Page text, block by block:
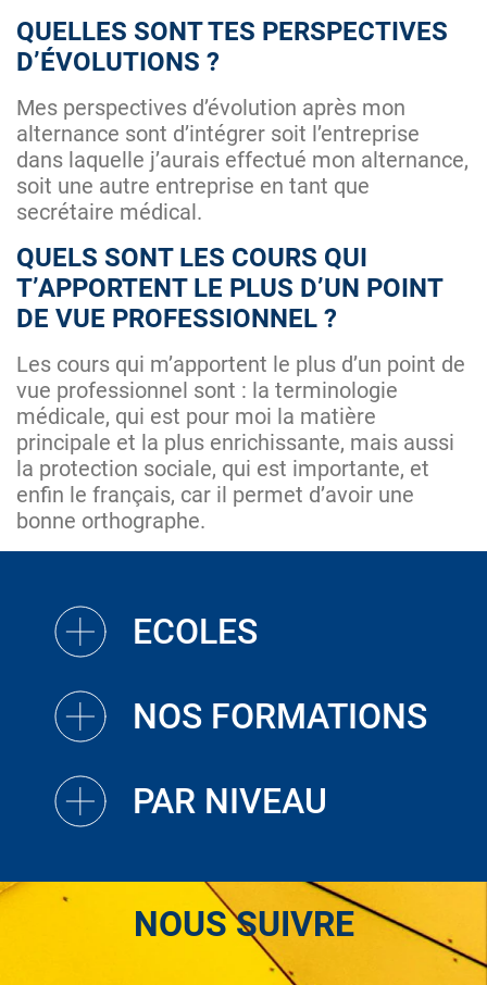
QUELLES SONT TES PERSPECTIVES
D’ÉVOLUTIONS ?
Mes perspectives d’évolution après mon
alternance sont d’intégrer soit l’entreprise
dans laquelle j’aurais effectué mon alternance,
soit une autre entreprise en tant que
secrétaire médical.
QUELS SONT LES COURS QUI
T’APPORTENT LE PLUS D’UN POINT
DE VUE PROFESSIONNEL ?
Les cours qui m’apportent le plus d’un point de
vue professionnel sont : la terminologie
médicale, qui est pour moi la matière
principale et la plus enrichissante, mais aussi
la protection sociale, qui est importante, et
enfin le français, car il permet d’avoir une
bonne orthographe.
ECOLES
NOS FORMATIONS
PAR NIVEAU
NOUS SUIVRE